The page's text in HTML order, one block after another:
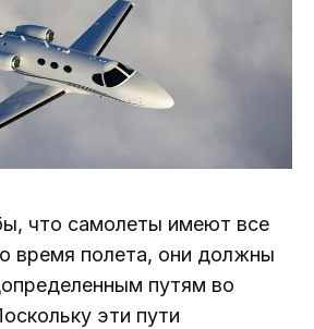
что самолеты имеют все
время полета, они должны
путям во
эти пути